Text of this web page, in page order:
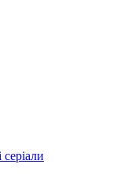
серіали